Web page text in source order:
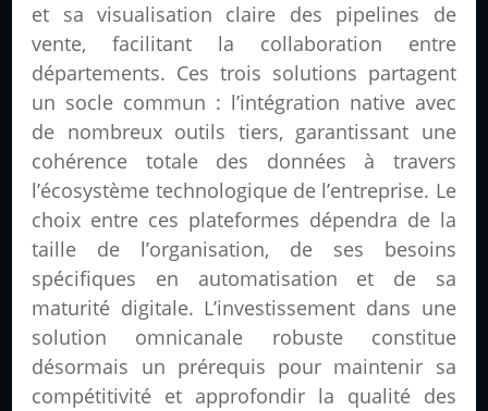
et sa visualisation claire des pipelines de
vente, facilitant la collaboration entre
départements. Ces trois solutions partagent
un socle commun : l’intégration native avec
de nombreux outils tiers, garantissant une
cohérence totale des données à travers
l’écosystème technologique de l’entreprise. Le
choix entre ces plateformes dépendra de la
taille de l’organisation, de ses besoins
spécifiques en automatisation et de sa
maturité digitale. L’investissement dans une
solution omnicanale robuste constitue
désormais un prérequis pour maintenir sa
compétitivité et approfondir la qualité des